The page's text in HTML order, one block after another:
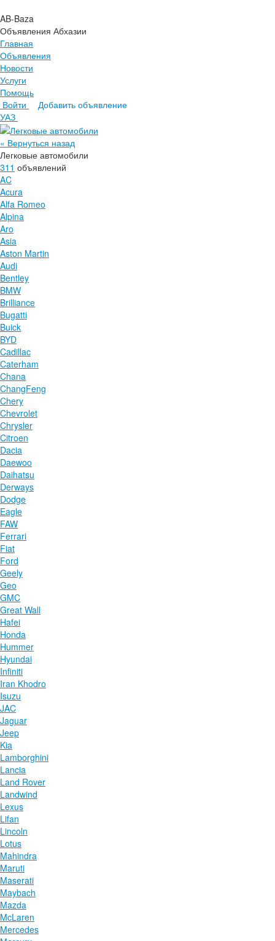
AB-Baza
Объявления Абхазии
Главная
Объявления
Новости
Услуги
Помощь
Войти
Добавить объявление
Главная
Объявления
Новости
Услуги
Помощь
УАЗ
« Вернуться назад
Легковые автомобили
311 объявлений
AC
Acura
Alfa Romeo
Alpina
Aro
Asia
Aston Martin
Audi
Bentley
BMW
Brilliance
Bugatti
Buick
BYD
Cadillac
Caterham
Chana
ChangFeng
Chery
Chevrolet
Chrysler
Citroen
Dacia
Daewoo
Daihatsu
Derways
Dodge
Eagle
FAW
Ferrari
Fiat
Ford
Geely
Geo
GMC
Great Wall
Hafei
Honda
Hummer
Hyundai
Infiniti
Iran Khodro
Isuzu
JAC
Jaguar
Jeep
Kia
Lamborghini
Lancia
Land Rover
Landwind
Lexus
Lifan
Lincoln
Lotus
Mahindra
Maruti
Maserati
Maybach
Mazda
McLaren
Mercedes